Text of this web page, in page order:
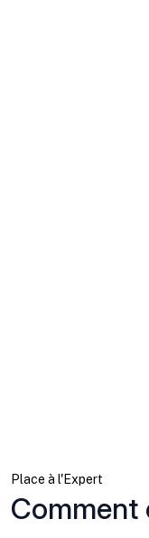
Place à l'Expert
Comment